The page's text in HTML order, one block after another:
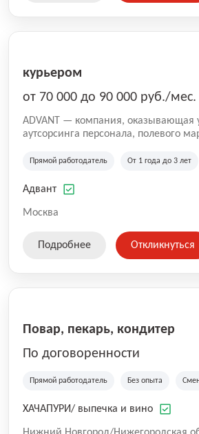
курьером
от 70 000 до 90 000 руб./мес.
ADVANT — компания, оказывающая
аутсорсинга персонала, полевого
региональных клиентов. Мы
Казахстана и Беларуси,
Прямой работодатель От 1 года до 3 лет
Адвант
Москва
Подробнее Откликнуться
Повар, пекарь, кондитер
По договоренности
Прямой работодатель Без опыта
ХАЧАПУРИ/ выпечка и вино